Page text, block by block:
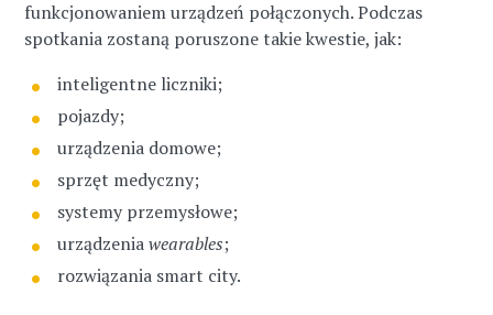
funkcjonowaniem urządzeń połączonych. Podczas
spotkania zostaną poruszone takie kwestie, jak:
inteligentne liczniki;
pojazdy;
urządzenia domowe;
sprzęt medyczny;
systemy przemysłowe;
urządzeniawearables;
rozwiązania smart city.